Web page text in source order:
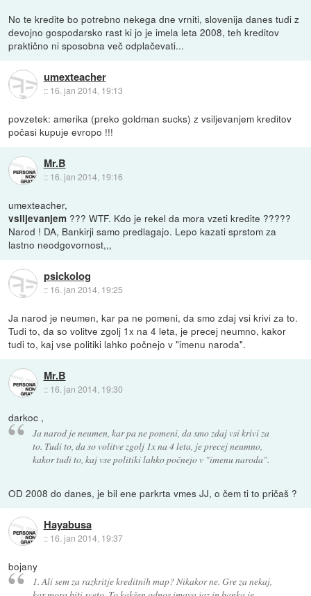
No te kredite bo potrebno nekega dne vrniti, slovenija danes tudi z
devojno gospodarsko rast ki jo je imela leta 2008, teh kreditov
praktično ni sposobna več odplačevati...
umexteacher
:: 16. jan 2014, 19:13
povzetek: amerika (preko goldman sucks) z vsiljevanjem kreditov
počasi kupuje evropo !!!
Mr.B
:: 16. jan 2014, 19:16
umexteacher,
vsiljevanjem ??? WTF. Kdo je rekel da mora vzeti kredite ?????
Narod ! DA, Bankirji samo predlagajo. Lepo kazati sprstom za
lastno neodgovornost,,,
psickolog
:: 16. jan 2014, 19:25
Ja narod je neumen, kar pa ne pomeni, da smo zdaj vsi krivi za to.
Tudi to, da so volitve zgolj 1x na 4 leta, je precej neumno, kakor
tudi to, kaj vse politiki lahko počnejo v "imenu naroda".
Mr.B
:: 16. jan 2014, 19:30
darkoc ,
Ja narod je neumen, kar pa ne pomeni, da smo zdaj vsi krivi za
to. Tudi to, da so volitve zgolj 1x na 4 leta, je precej neumno,
kakor tudi to, kaj vse politiki lahko počnejo v "imenu naroda".
OD 2008 do danes, je bil ene parkrta vmes JJ, o čem ti to pričaš ?
Hayabusa
:: 16. jan 2014, 19:37
bojany
1. Ali sem za razkritje kreditnih map? Nikakor ne. Gre za nekaj,